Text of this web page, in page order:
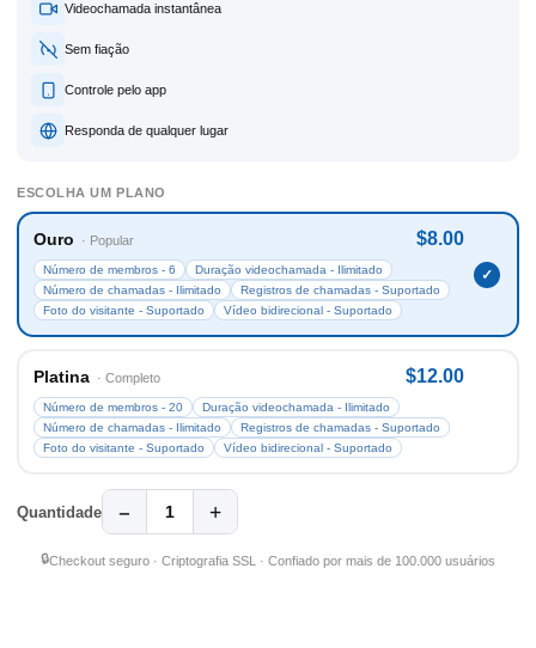
Videochamada instantânea
Sem fiação
Controle pelo app
Responda de qualquer lugar
ESCOLHA UM PLANO
Ouro · Popular $8.00
Número de membros - 6
Duração videochamada - Ilimitado
Número de chamadas - Ilimitado
Registros de chamadas - Suportado
Foto do visitante - Suportado
Vídeo bidirecional - Suportado
Platina · Completo $12.00
Número de membros - 20
Duração videochamada - Ilimitado
Número de chamadas - Ilimitado
Registros de chamadas - Suportado
Foto do visitante - Suportado
Vídeo bidirecional - Suportado
Quantidade − 1 +
🔒Checkout seguro · Criptografia SSL · Confiado por mais de 100.000 usuários